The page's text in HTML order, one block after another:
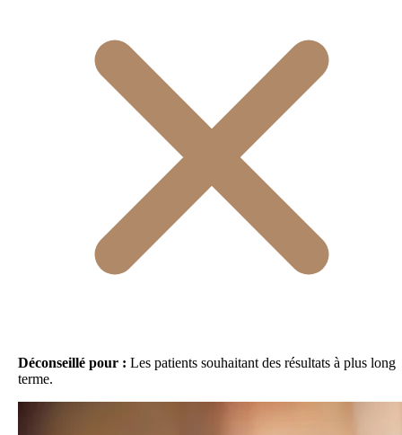
Déconseillé pour : Les patients souhaitant des résultats à plus long
terme.